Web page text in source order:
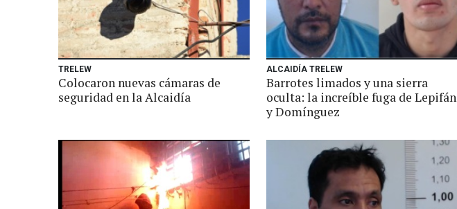
TRELEW
Colocaron nuevas cámaras de
seguridad en la Alcaidía
ALCAIDÍA TRELEW
Barrotes limados y una sierra
oculta: la increíble fuga de Lepifán
y Domínguez